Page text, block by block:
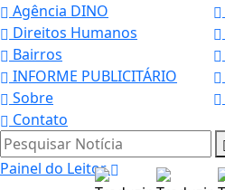
Agência DINO
Direitos Humanos
Bairros
INFORME PUBLICITÁRIO
Sobre
Contato
Pesquisar Notícia
Painel do Leitor